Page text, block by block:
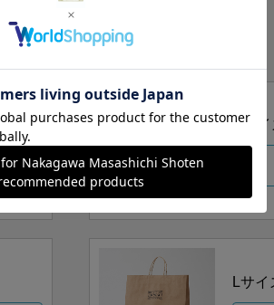
袋（有料）はこちら
Sサイ
Lサイ